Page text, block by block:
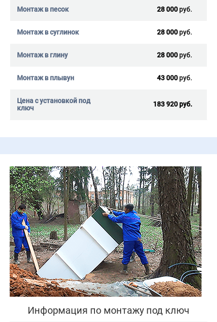
28 000руб.
28 000руб.
28 000руб.
43 000руб.
183 920 руб.
Информация по монтажу под ключ